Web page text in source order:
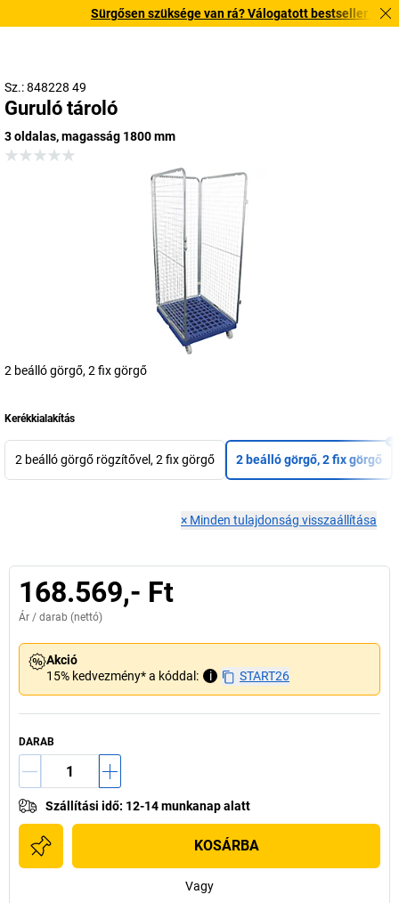
Sürgősen szüksége van rá? Válogatott bestseller
Sz.: 848228 49
Guruló tároló
3 oldalas, magasság 1800 mm
2 beálló görgő, 2 fix görgő
Kerékkialakítás
2 beálló görgő rögzítővel, 2 fix görgő 2 beálló görgő, 2 fix görgő
× Minden tulajdonság visszaállítása
168.569,- Ft
Ár / darab (nettó)
Akció
15% kedvezmény* a kóddal:
i START26
DARAB
Szállítási idő: 12-14 munkanap alatt
KOSÁRBA
Vagy